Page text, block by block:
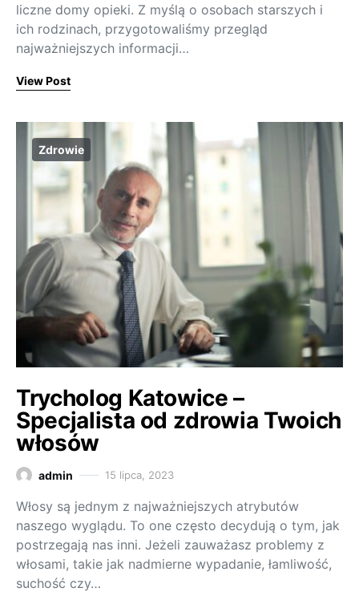
liczne domy opieki. Z myślą o osobach starszych i
ich rodzinach, przygotowaliśmy przegląd
najważniejszych informacji…
View Post
Zdrowie
Trycholog Katowice –
Specjalista od zdrowia Twoich
włosów
admin 15 lipca, 2023
Włosy są jednym z najważniejszych atrybutów
naszego wyglądu. To one często decydują o tym, jak
postrzegają nas inni. Jeżeli zauważasz problemy z
włosami, takie jak nadmierne wypadanie, łamliwość,
suchość czy…